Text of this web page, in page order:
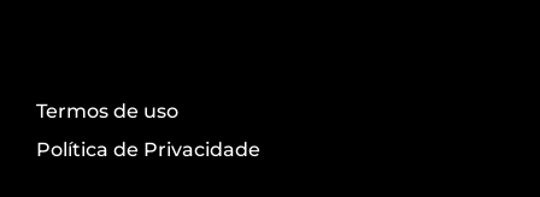
Termos de uso
Política de Privacidade